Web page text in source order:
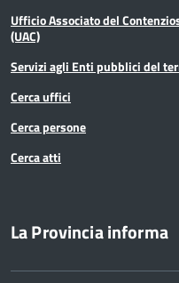
Ufficio Associato del
(UAC)
Servizi agli Enti pubblici del
Cerca uffici
Cerca persone
Cerca atti
La Provincia informa